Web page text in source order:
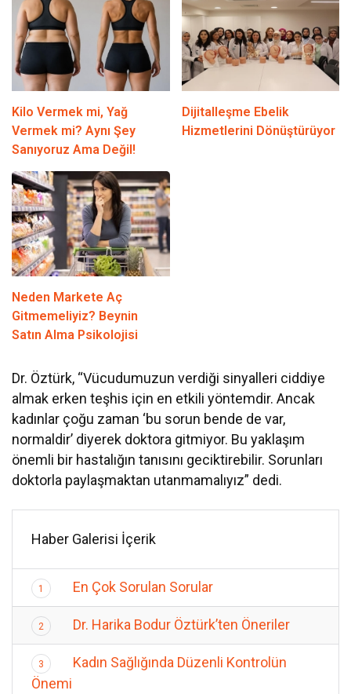
Kilo Vermek mi, Yağ
Vermek mi? Aynı Şey
Sanıyoruz Ama Değil!
Dijitalleşme Ebelik
Hizmetlerini Dönüştürüyor
Neden Markete Aç
Gitmemeliyiz? Beynin
Satın Alma Psikolojisi
Dr. Öztürk, “Vücudumuzun verdiği sinyalleri ciddiye
almak erken teşhis için en etkili yöntemdir. Ancak
kadınlar çoğu zaman ‘bu sorun bende de var,
normaldir’ diyerek doktora gitmiyor. Bu yaklaşım
önemli bir hastalığın tanısını geciktirebilir. Sorunları
doktorla paylaşmaktan utanmamalıyız” dedi.
Haber Galerisi İçerik
1 En Çok Sorulan Sorular
2 Dr. Harika Bodur Öztürk’ten Öneriler
3
Kadın Sağlığında Düzenli Kontrolün
Önemi